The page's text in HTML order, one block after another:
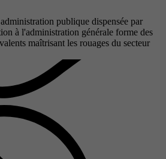
publique dispensée par
à l'administration générale forme des
maîtrisant les rouages du secteur